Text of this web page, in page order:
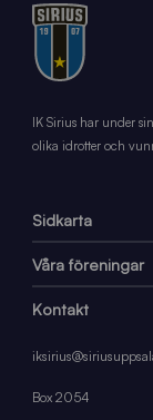
IK Sirius har under
olika idrotter och
Sidkarta
Våra föreningar
Kontakt
Box 2054